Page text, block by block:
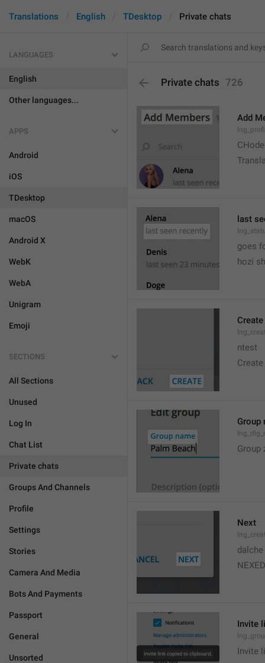
Translations English TDesktop Private chats
LANGUAGES
English
Other languages...
APPS
Android
iOS
TDesktop
macOS
Android X
WebK
WebA
Unigram
Emoji
SECTIONS
All Sections
Unused
Log In
Chat List
Private chats
Groups And Channels
Profile
Settings
Stories
Camera And Media
Bots And Payments
Passport
General
Unsorted
Private chats 726
Add
last
goes
hozi
Create
ntest
Group
Group
Next
dalche
NEXED
Invite
Invite